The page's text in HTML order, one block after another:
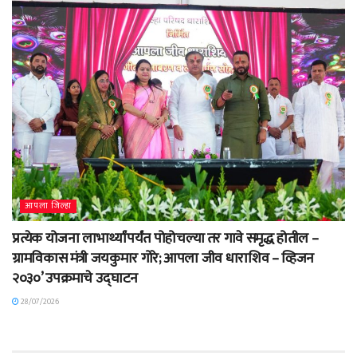
आपला जिल्हा
प्रत्येक योजना लाभार्थ्यांपर्यंत पोहोचल्या तर गावे समृद्ध होतील –
ग्रामविकास मंत्री जयकुमार गोरे; आपला जीव धाराशिव – व्हिजन
२०३०’ उपक्रमाचे उद्घाटन
28/07/2026